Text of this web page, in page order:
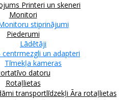
Printeri un skeneri
Monitori
stiprinājumi
Piederumi
Lādētāji
centrmezgli un adapteri
Tīmekļa kameras
datoru
Rotaļlietas
transportlīdzekļi Āra rotaļlietas